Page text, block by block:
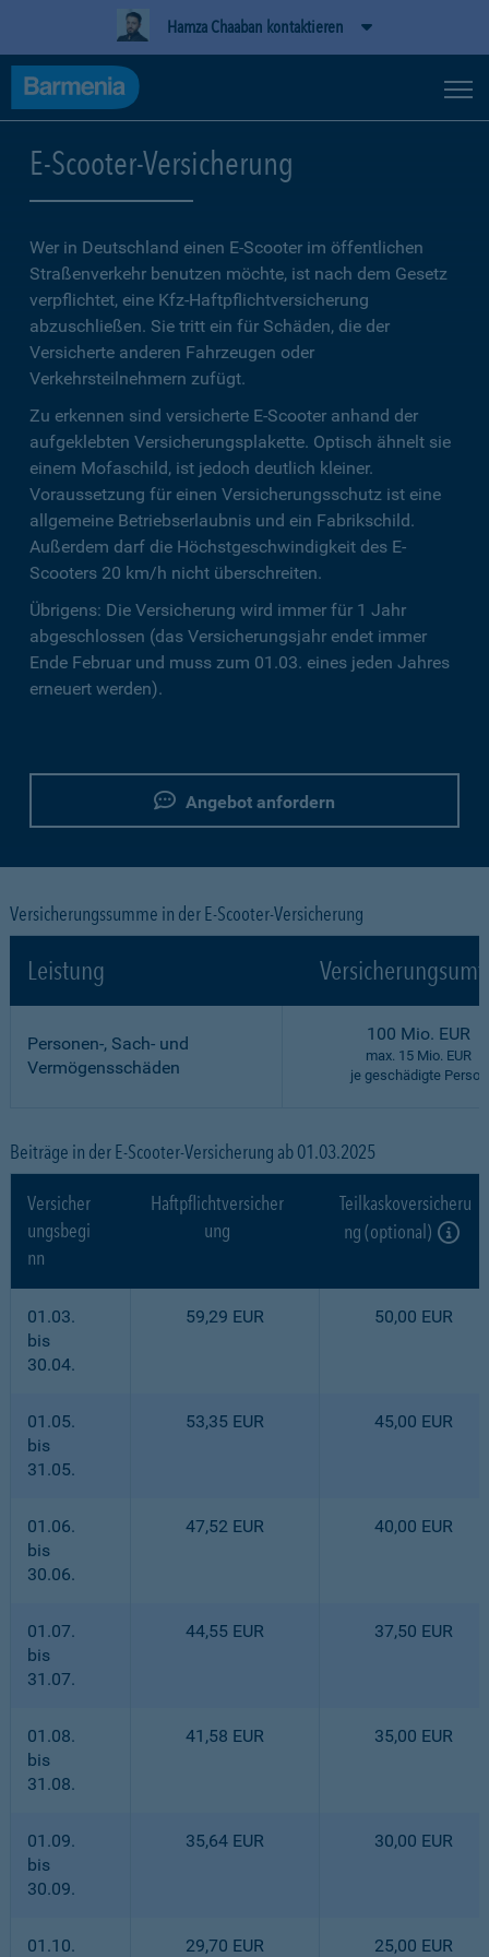
Hamza Chaaban kontaktieren
E-Scooter-Versicherung
Wer in Deutschland einen E-Scooter im öffentlichen
Straßenverkehr benutzen möchte, ist nach dem Gesetz
verpflichtet, eine Kfz-Haftpflichtversicherung
abzuschließen. Sie tritt ein für Schäden, die der
Versicherte anderen Fahrzeugen oder
Verkehrsteilnehmern zufügt.
Zu erkennen sind versicherte E-Scooter anhand der
aufgeklebten Versicherungsplakette. Optisch ähnelt sie
einem Mofaschild, ist jedoch deutlich kleiner.
Voraussetzung für einen Versicherungsschutz ist eine
allgemeine Betriebserlaubnis und ein Fabrikschild.
Außerdem darf die Höchstgeschwindigkeit des E-
Scooters 20 km/h nicht überschreiten.
Übrigens: Die Versicherung wird immer für 1 Jahr
abgeschlossen (das Versicherungsjahr endet immer
Ende Februar und muss zum 01.03. eines jeden Jahres
erneuert werden).
Angebot anfordern
Versicherungssumme in der E-Scooter-Versicherung
Leistung
Personen-, Sach- und
Vermögensschäden
100 Mio. EUR
max. 15 Mio. EUR
je geschädigte Person
Beiträge in der E-Scooter-Versicherung ab 01.03.2025
Versicher
ungsbegi
nn
Haftpflichtversicher
ung
Teilkaskoversicheru
ng (optional)
01.03.
bis
30.04.
59,29 EUR 50,00 EUR
01.05.
bis
31.05.
53,35 EUR 45,00 EUR
01.06.
bis
30.06.
47,52 EUR 40,00 EUR
01.07.
bis
31.07.
44,55 EUR 37,50 EUR
01.08.
bis
31.08.
41,58 EUR 35,00 EUR
01.09.
bis
30.09.
35,64 EUR 30,00 EUR
01.10. 29,70 EUR 25,00 EUR